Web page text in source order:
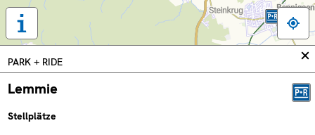
Tastaturbedienung,
Legende
und
weitere
Informationen
anzeigen
PARK + RIDE
Lemmie
Stellplätze